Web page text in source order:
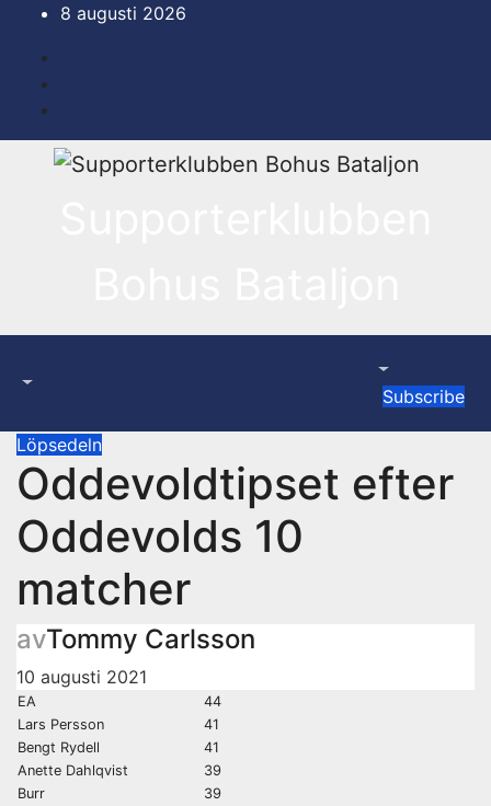
Hoppa
innehåll
8 augusti 2026
Subscribe
Löpsedeln
Oddevoldtipset efter
Oddevolds 10
matcher
avTommy Carlsson
10 augusti 2021
EA
44
Lars Persson
41
Bengt Rydell
41
Anette Dahlqvist
39
Burr
39